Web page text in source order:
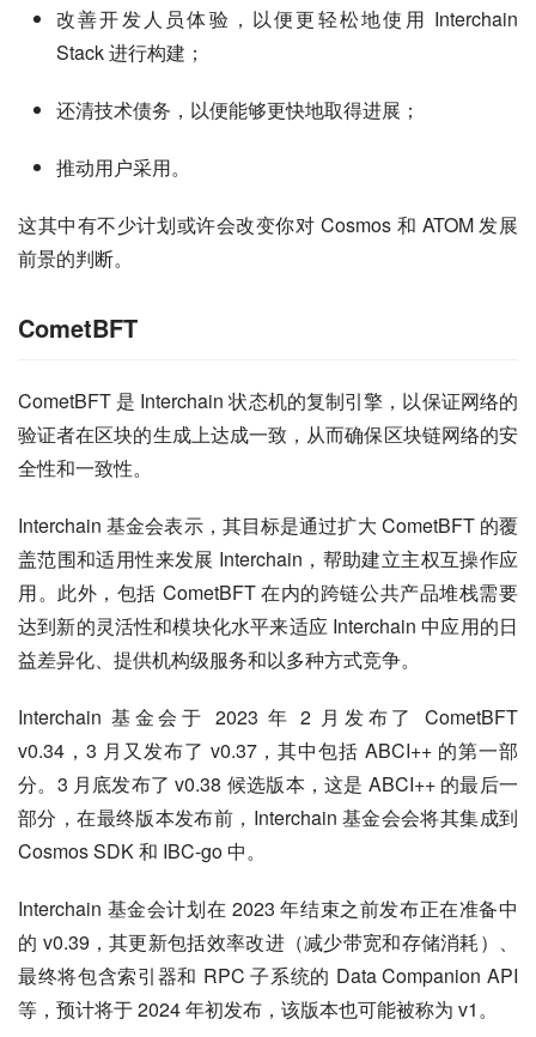
改善开发人员体验，以便更轻松地使用 Interchain
Stack 进行构建；
还清技术债务，以便能够更快地取得进展；
推动用户采用。
这其中有不少计划或许会改变你对 Cosmos 和 ATOM 发展
前景的判断。
CometBFT
CometBFT 是 Interchain 状态机的复制引擎，以保证网络的
验证者在区块的生成上达成一致，从而确保区块链网络的安
全性和一致性。
Interchain 基金会表示，其目标是通过扩大 CometBFT 的覆
盖范围和适用性来发展 Interchain，帮助建立主权互操作应
用。此外，包括 CometBFT 在内的跨链公共产品堆栈需要
达到新的灵活性和模块化水平来适应 Interchain 中应用的日
益差异化、提供机构级服务和以多种方式竞争。
Interchain 基金会于 2023 年 2 月发布了 CometBFT
v0.34，3 月又发布了 v0.37，其中包括 ABCI++ 的第一部
分。3 月底发布了 v0.38 候选版本，这是 ABCI++ 的最后一
部分，在最终版本发布前，Interchain 基金会会将其集成到
Cosmos SDK 和 IBC-go 中。
Interchain 基金会计划在 2023 年结束之前发布正在准备中
的 v0.39，其更新包括效率改进（减少带宽和存储消耗）、
最终将包含索引器和 RPC 子系统的 Data Companion API
等，预计将于 2024 年初发布，该版本也可能被称为 v1。